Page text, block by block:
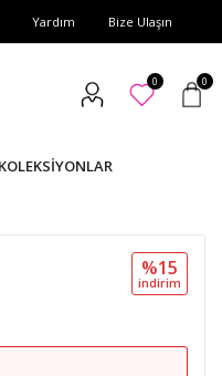
Yardım Bize Ulaşın
0 0
KOLEKSİYONLAR
%15
i̇ndi̇ri̇m